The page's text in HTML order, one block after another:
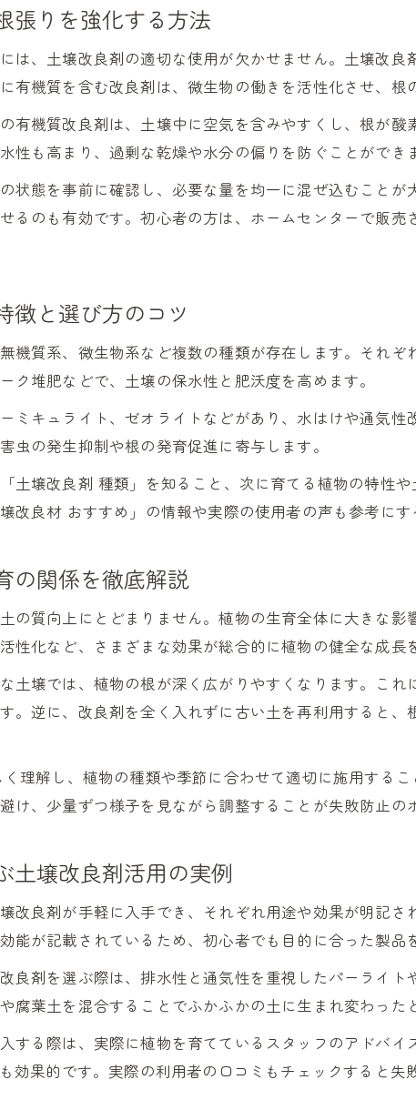
土壌改良剤の違いを知り適切に
石灰や微生物入り土壌改良剤の
微生物入り土壌改良剤の効果と
土壌改良剤と微生物の相乗効果
古い土の再利用は土壌改良剤が
土壌改良剤を使った栄養補給と
おすすめ土壌改良剤でコストを
古い土の課題を解決する改良剤
効果的な土壌改良剤の使い方と失敗
土壌改良剤の正しい混ぜ方と施
土壌改良剤選びでよくある失敗
おすすめの土壌改良剤の施用量
ランキング上位の土壌改良剤の
柔らかい土作りに役立つ改良剤のポ
土壌改良剤で柔らかい土を作る
石灰や微生物入り土壌改良剤で
初心者向け土壌改良剤選定の具
張りを強化する方法
は、土壌改良剤の適切な使用が欠かせません。土壌改
有機質を含む改良剤は、微生物の働きを活性化させ、根
有機質改良剤は、土壌中に空気を含みやすくし、根が
性も高まり、過剰な乾燥や水分の偏りを防ぐことができ
状態を事前に確認し、必要な量を均一に混ぜ込むこと
るのも有効です。初心者の方は、ホームセンターで販
徴と選び方のコツ
機質系、微生物系など複数の種類が存在します。それぞ
ク堆肥などで、土壌の保水性と肥沃度を高めます。
ミキュライト、ゼオライトなどがあり、水はけや通気
虫の発生抑制や根の発育促進に寄与します。
土壌改良剤 種類」を知ること、次に育てる植物の特性
改良材 おすすめ」の情報や実際の使用者の声も参考にす
の関係を徹底解説
の質向上にとどまりません。植物の生育全体に大きな
性化など、さまざまな効果が総合的に植物の健全な成長
土壌では、植物の根が深く広がりやすくなります。こ
。逆に、改良剤を全く入れずに古い土を再利用すると
く理解し、植物の種類や季節に合わせて適切に施用する
け、少量ずつ様子を見ながら調整することが失敗防止の
土壌改良剤活用の実例
改良剤が手軽に入手でき、それぞれ用途や効果が明記
能が記載されているため、初心者でも目的に合った製品
良剤を選ぶ際は、排水性と通気性を重視したパーライ
腐葉土を混合することでふかふかの土に生まれ変わった
する際は、実際に植物を育てているスタッフのアドバイ
効果的です。実際の利用者の口コミもチェックすると失